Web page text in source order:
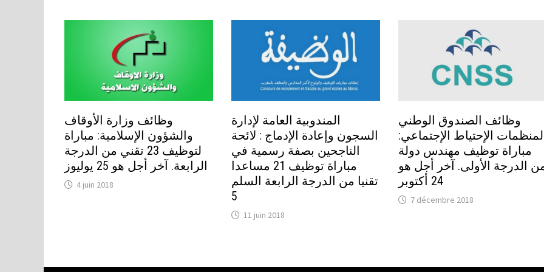
وظائف وزارة الأوقاف
والشؤون الإسلامية: مباراة
لتوظيف 23 تقني من الدرجة
الرابعة. آخر أجل هو 25 يوليوز
4 juin 2018
المندوبية العامة لإدارة
السجون وإعادة الإدماج : لائحة
الناجحين بصفة رسمية في
مباراة توظيف 21 مساعدا
تقنيا من الدرجة الرابعة السلم
5
11 juin 2018
وظائف الصندوق الوطني
لمنظمات الإحتياط الإجتماعي:
مباراة توظيف مهندس دولة
الدرجة الأولى. آخر أجل هو
24 أكتوبر
7 décembre 2018